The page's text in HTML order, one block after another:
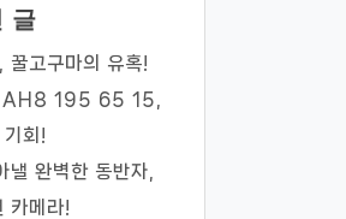
글
꿀고구마의 유혹!
AH8 195 65 15,
기회!
낼 완벽한 동반자,
카메라!